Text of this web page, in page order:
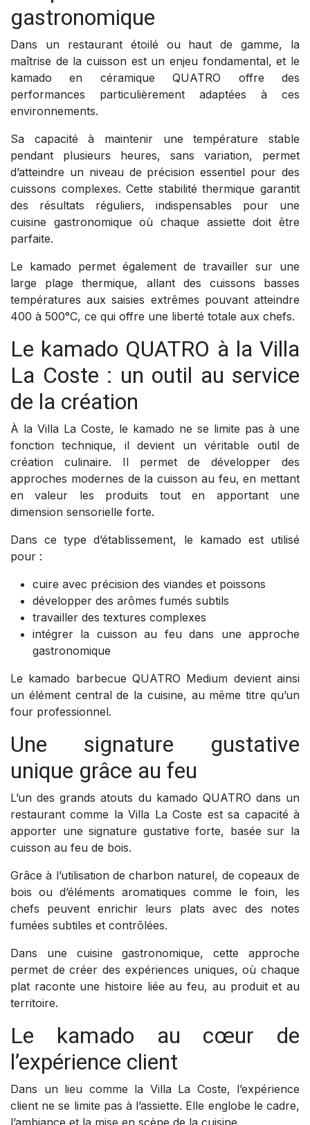
gastronomique
Dans un restaurant étoilé ou haut de gamme, la
maîtrise de la cuisson est un enjeu fondamental, et le
kamado en céramique QUATRO offre des
performances particulièrement adaptées à ces
environnements.
Sa capacité à maintenir une température stable
pendant plusieurs heures, sans variation, permet
d’atteindre un niveau de précision essentiel pour des
cuissons complexes. Cette stabilité thermique garantit
des résultats réguliers, indispensables pour une
cuisine gastronomique où chaque assiette doit être
parfaite.
Le kamado permet également de travailler sur une
large plage thermique, allant des cuissons basses
températures aux saisies extrêmes pouvant atteindre
400 à 500°C, ce qui offre une liberté totale aux chefs.
Le kamado QUATRO à la Villa
La Coste : un outil au service
de la création
À la Villa La Coste, le kamado ne se limite pas à une
fonction technique, il devient un véritable outil de
création culinaire. Il permet de développer des
approches modernes de la cuisson au feu, en mettant
en valeur les produits tout en apportant une
dimension sensorielle forte.
Dans ce type d’établissement, le kamado est utilisé
pour :
cuire avec précision des viandes et poissons
développer des arômes fumés subtils
travailler des textures complexes
intégrer la cuisson au feu dans une approche
gastronomique
Le kamado barbecue QUATRO Medium devient ainsi
un élément central de la cuisine, au même titre qu’un
four professionnel.
Une signature gustative
unique grâce au feu
L’un des grands atouts du kamado QUATRO dans un
restaurant comme la Villa La Coste est sa capacité à
apporter une signature gustative forte, basée sur la
cuisson au feu de bois.
Grâce à l’utilisation de charbon naturel, de copeaux de
bois ou d’éléments aromatiques comme le foin, les
chefs peuvent enrichir leurs plats avec des notes
fumées subtiles et contrôlées.
Dans une cuisine gastronomique, cette approche
permet de créer des expériences uniques, où chaque
plat raconte une histoire liée au feu, au produit et au
territoire.
Le kamado au cœur de
l’expérience client
Dans un lieu comme la Villa La Coste, l’expérience
client ne se limite pas à l’assiette. Elle englobe le cadre,
l’ambiance et la mise en scène de la cuisine.